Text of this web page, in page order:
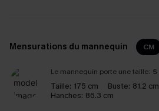
Mensurations du mannequin CM
Le mannequin porte une taille: S
Taille: 175 cm Buste: 81.2 cm
Hanches: 86.3 cm